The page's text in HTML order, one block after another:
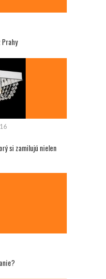
si zamilujú nielen